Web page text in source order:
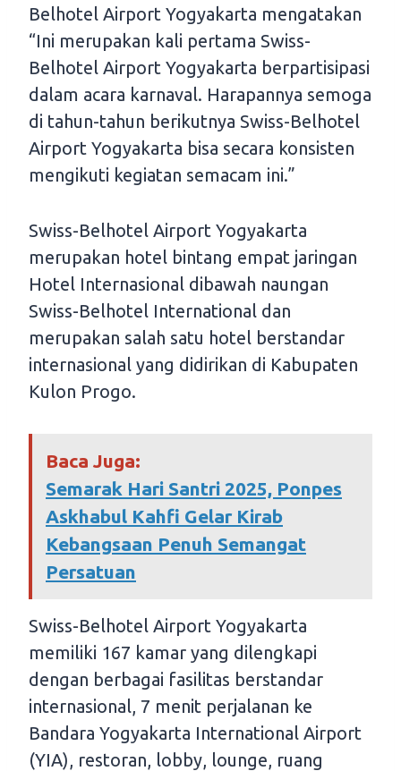
Belhotel Airport Yogyakarta mengatakan
“Ini merupakan kali pertama Swiss-
Belhotel Airport Yogyakarta berpartisipasi
dalam acara karnaval. Harapannya semoga
di tahun-tahun berikutnya Swiss-Belhotel
Airport Yogyakarta bisa secara konsisten
mengikuti kegiatan semacam ini.”
Swiss-Belhotel Airport Yogyakarta
merupakan hotel bintang empat jaringan
Hotel Internasional dibawah naungan
Swiss-Belhotel International dan
merupakan salah satu hotel berstandar
internasional yang didirikan di Kabupaten
Kulon Progo.
Baca Juga:
Semarak Hari Santri 2025, Ponpes
Askhabul Kahfi Gelar Kirab
Kebangsaan Penuh Semangat
Persatuan
Swiss-Belhotel Airport Yogyakarta
memiliki 167 kamar yang dilengkapi
dengan berbagai fasilitas berstandar
internasional, 7 menit perjalanan ke
Bandara Yogyakarta International Airport
(YIA), restoran, lobby, lounge, ruang